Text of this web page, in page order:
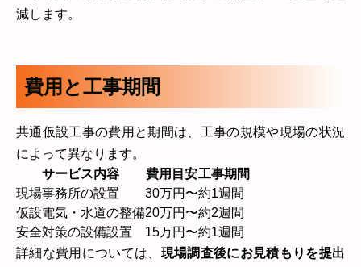
減します。
費用と工事期間
共通仮設工事の費用と期間は、工事の規模や現場の状況
によって異なります。
サービス内容
費用目安工事期間
現場事務所の設置
30万円〜約1週間
仮設電気・水道の整備20万円〜約2週間
安全対策の設備設置
15万円〜約1週間
詳細な費用については、 現場調査後にお見積もりを提出